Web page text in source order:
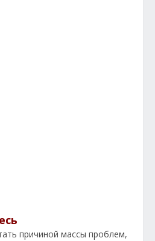
причиной массы проблем,